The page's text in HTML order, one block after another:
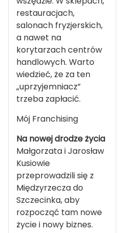
restauracjach,
salonach fryzjerskich,
a nawet na
korytarzach centrów
handlowych. Warto
wiedzieć, że za ten
„uprzyjemniacz”
trzeba zapłacić.
Mój Franchising
Na nowej drodze życia
Małgorzata i Jarosław
Kusiowie
przeprowadzili się z
Międzyrzecza do
Szczecinka, aby
rozpocząć tam nowe
życie i nowy biznes.